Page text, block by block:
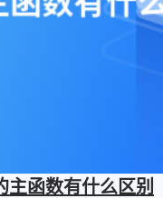
主函数有什么区别